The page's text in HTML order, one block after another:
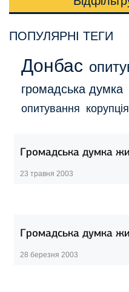
ПОПУЛЯРНІ ТЕГИ
Донбас
громадська думка
опитування корупція
Громадська думка
23 травня 2003
Громадська думка
28 березня 2003